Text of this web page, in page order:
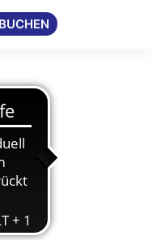
Englisch